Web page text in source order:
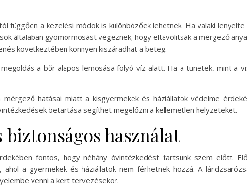
függően a kezelési módok is különbözőek lehetnek. Ha valaki
általában gyomormosást végeznek, hogy eltávolítsák a mérgező
következtében könnyen kiszáradhat a beteg.
a bőr alapos lemosása folyó víz alatt. Ha a tünetek, mint a
mérgező hatásai miatt a kisgyermekek és háziállatok védelme
betartása segíthet megelőzni a kellemetlen helyzeteket.
biztonságos használat
fontos, hogy néhány óvintézkedést tartsunk szem előtt.
a gyermekek és háziállatok nem férhetnek hozzá. A
venni a kert tervezésekor.